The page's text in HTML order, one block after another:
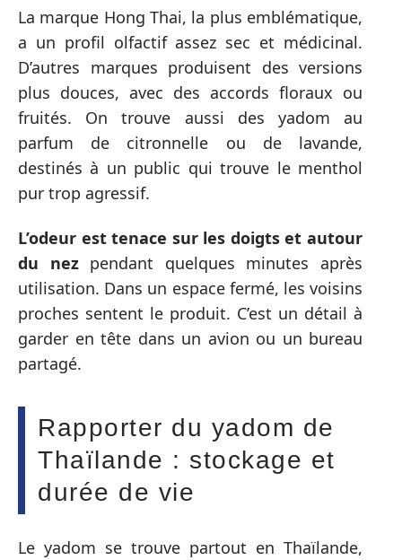
La marque Hong Thai, la plus emblématique,
a un profil olfactif assez sec et médicinal.
D’autres marques produisent des versions
plus douces, avec des accords floraux ou
fruités. On trouve aussi des yadom au
parfum de citronnelle ou de lavande,
destinés à un public qui trouve le menthol
pur trop agressif.
L’odeur est tenace sur les doigts et autour
du nezpendant quelques minutes après
utilisation. Dans un espace fermé, les voisins
proches sentent le produit. C’est un détail à
garder en tête dans un avion ou un bureau
partagé.
Rapporter du yadom de
Thaïlande : stockage et
durée de vie
Le yadom se trouve partout en Thaïlande,